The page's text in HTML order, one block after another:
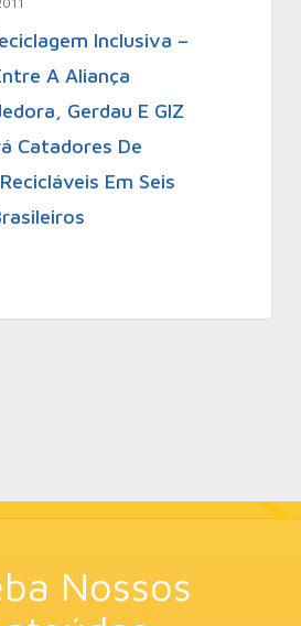
Inclusiva –
A Aliança
Gerdau E GIZ
Catadores De
Em Seis
Nossos